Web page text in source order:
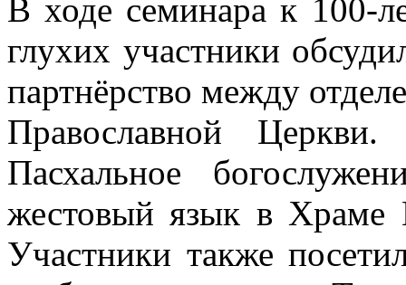
В ходе семинара к
глухих участники
партнёрство между
Православной
Пасхальное
жестовый язык в Храме
Участники также